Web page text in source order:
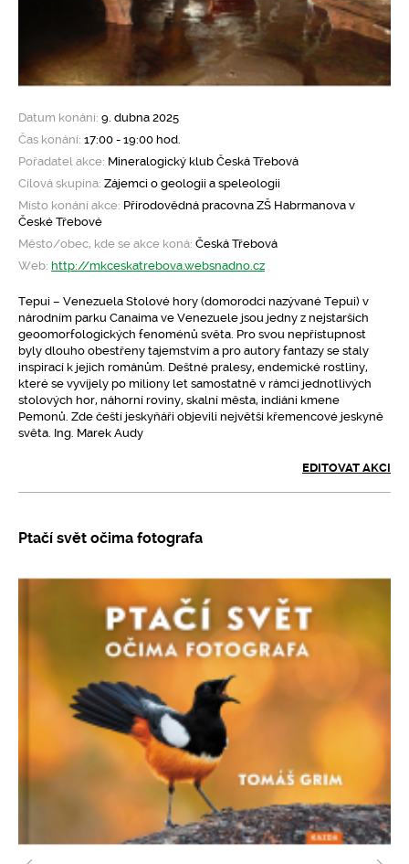
Datum konání: 9. dubna 2025
Čas konání: 17:00 - 19:00 hod.
Pořadatel akce: Mineralogický klub Česká Třebová
Cílová skupina: Zájemci o geologii a speleologii
Místo konání akce: Přírodovědná pracovna ZŠ Habrmanova v
České Třebové
Město/obec, kde se akce koná: Česká Třebová
Web: http://mkceskatrebova.websnadno.cz
Tepui – Venezuela Stolové hory (domorodci nazývané Tepui) v
národním parku Canaima ve Venezuele jsou jedny z nejstarších
geoomorfologických fenoménů světa. Pro svou nepřístupnost
byly dlouho obestřeny tajemstvím a pro autory fantazy se staly
inspirací k jejich románům. Deštné pralesy, endemické rostliny,
které se vyvíjely po miliony let samostatně v rámci jednotlivých
stolových hor, náhorní roviny, skalní města, indiáni kmene
Pemonů. Zde čeští jeskyňáři objevili největší křemencové jeskyně
světa. Ing. Marek Audy
EDITOVAT AKCI
Ptačí svět očima fotografa